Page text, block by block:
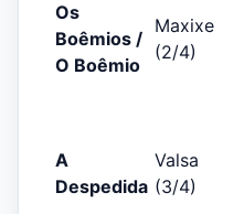
Os
Boêmios /
O Boêmio
Maxixe
(2/4)
A
Despedida
Valsa
(3/4)